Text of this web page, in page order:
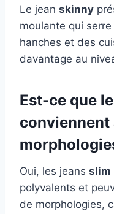
Le jean skinny
moulante qui
hanches et des
davantage au
Est-ce que
conviennent
Oui, les jeans slim
polyvalents et
de morphologies,